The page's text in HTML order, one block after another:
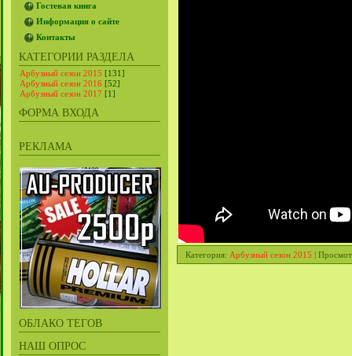
Гостевая книга
Информация о сайте
Контакты
КАТЕГОРИИ РАЗДЕЛА
Арбузный сезон 2015 [131]
Арбузный сезон 2016 [52]
Арбузный сезон 2017 [1]
ФОРМА ВХОДА
РЕКЛАМА
ОБЛАКО ТЕГОВ
НАШ ОПРОС
Категория: Арбузный сезон 2015 |